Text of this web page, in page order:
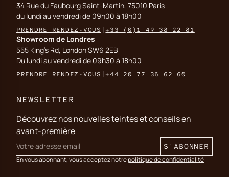
34 Rue du Faubourg Saint-Martin, 75010 Paris
du lundi au vendredi de 09h00 à 18h00
PRENDRE RENDEZ-VOUS +33 (0)1 49 38 22 81
Showroom de Londres
555 King's Rd, London SW6 2EB
Du lundi au vendredi de 09h30 à 18h00
PRENDRE RENDEZ-VOUS +44 20 77 36 62 60
NEWSLETTER
Découvrez nos nouvelles teintes et conseils en
avant-première
S'ABONNER
En vous abonnant, vous acceptez notrepolitique de confidentialité